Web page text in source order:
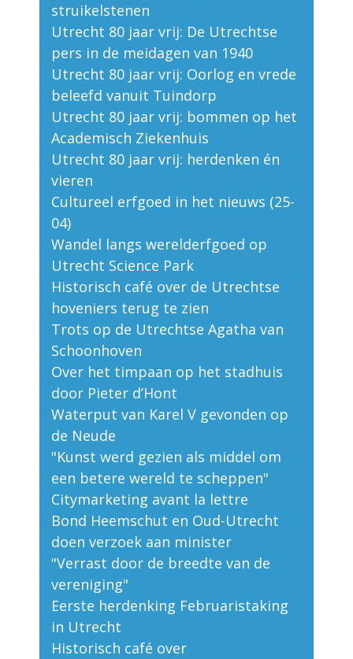
struikelstenen
Utrecht 80 jaar vrij: De Utrechtse
pers in de meidagen van 1940
Utrecht 80 jaar vrij: Oorlog en vrede
beleefd vanuit Tuindorp
Utrecht 80 jaar vrij: bommen op het
Academisch Ziekenhuis
Utrecht 80 jaar vrij: herdenken én
vieren
Cultureel erfgoed in het nieuws (25-
04)
Wandel langs werelderfgoed op
Utrecht Science Park
Historisch café over de Utrechtse
hoveniers terug te zien
Trots op de Utrechtse Agatha van
Schoonhoven
Over het timpaan op het stadhuis
door Pieter d’Hont
Waterput van Karel V gevonden op
de Neude
"Kunst werd gezien als middel om
een betere wereld te scheppen"
Citymarketing avant la lettre
Bond Heemschut en Oud-Utrecht
doen verzoek aan minister
"Verrast door de breedte van de
vereniging"
Eerste herdenking Februaristaking
in Utrecht
Historisch café over